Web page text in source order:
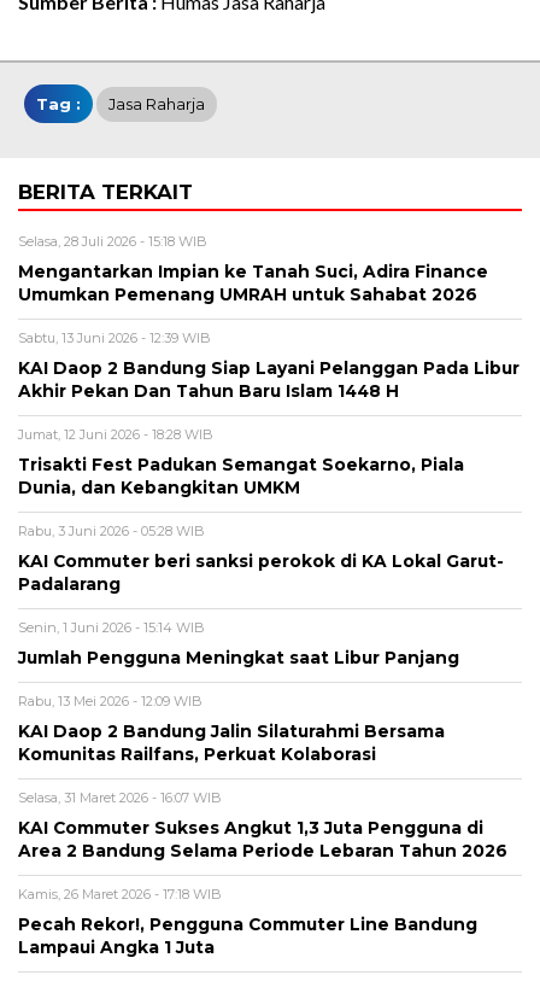
Tag : Jasa Raharja
BERITA TERKAIT
Selasa, 28 Juli 2026 - 15:18 WIB
Mengantarkan Impian ke Tanah Suci, Adira Finance
Umumkan Pemenang UMRAH untuk Sahabat 2026
Sabtu, 13 Juni 2026 - 12:39 WIB
KAI Daop 2 Bandung Siap Layani Pelanggan Pada Libur
Akhir Pekan Dan Tahun Baru Islam 1448 H
Jumat, 12 Juni 2026 - 18:28 WIB
Trisakti Fest Padukan Semangat Soekarno, Piala
Dunia, dan Kebangkitan UMKM
Rabu, 3 Juni 2026 - 05:28 WIB
KAI Commuter beri sanksi perokok di KA Lokal Garut-
Padalarang
Senin, 1 Juni 2026 - 15:14 WIB
Jumlah Pengguna Meningkat saat Libur Panjang
Rabu, 13 Mei 2026 - 12:09 WIB
KAI Daop 2 Bandung Jalin Silaturahmi Bersama
Komunitas Railfans, Perkuat Kolaborasi
Selasa, 31 Maret 2026 - 16:07 WIB
KAI Commuter Sukses Angkut 1,3 Juta Pengguna di
Area 2 Bandung Selama Periode Lebaran Tahun 2026
Kamis, 26 Maret 2026 - 17:18 WIB
Pecah Rekor!, Pengguna Commuter Line Bandung
Lampaui Angka 1 Juta